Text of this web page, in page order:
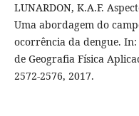
LUNARDON, K.A.F.
Uma abordagem do
ocorrência da dengue.
de Geografia Física
2572-2576, 2017.